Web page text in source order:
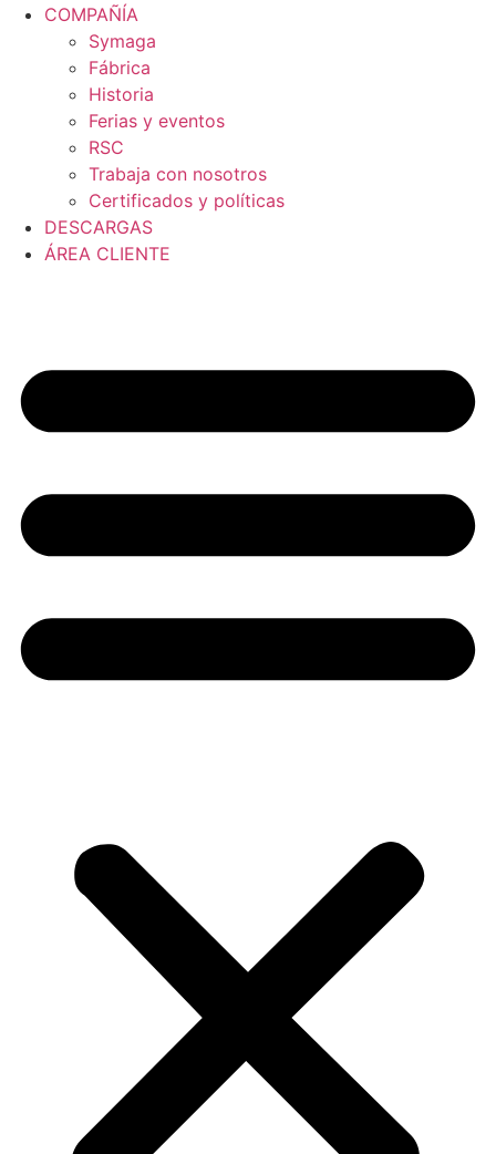
COMPAÑÍA
Symaga
Fábrica
Historia
Ferias y eventos
RSC
Trabaja con nosotros
Certificados y políticas
DESCARGAS
ÁREA CLIENTE